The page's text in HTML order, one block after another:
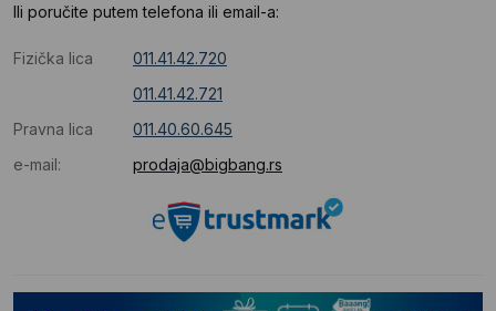
Ili poručite putem telefona ili email-a:
Fizička lica
011.41.42.720
011.41.42.721
Pravna lica
011.40.60.645
e-mail:
prodaja@bigbang.rs